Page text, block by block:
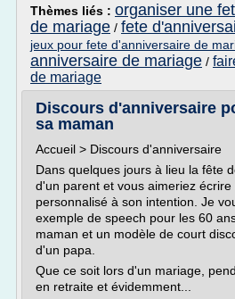
Thèmes liés : organiser une
de mariage / fete
jeux pour fete d'anniversaire de
anniversaire de mariage /
de mariage
Discours d'anniversaire
sa maman
Accueil > Discours d'anniversaire
Dans quelques jours à lieu la fête
d'un parent et vous aimeriez
personnalisé à son intention. Je
exemple de speech pour les 60
maman et un modèle de court
d'un papa.
Que ce soit lors d'un mariage,
en retraite et évidemment...